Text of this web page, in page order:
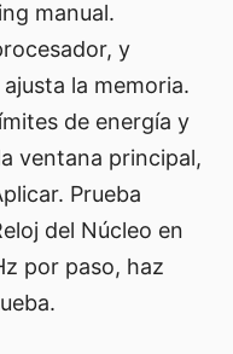
manual.
y
la memoria.
de energía y
ventana principal,
Prueba
del Núcleo en
por paso, haz